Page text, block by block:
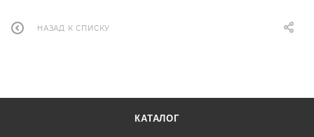
НАЗАД К СПИСКУ
КАТАЛОГ